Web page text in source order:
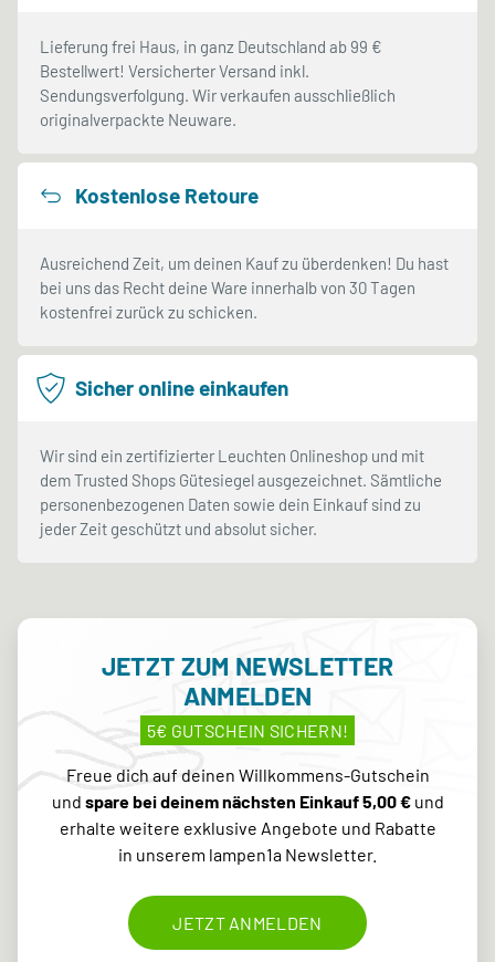
Lieferung frei Haus, in ganz Deutschland ab 99 €
Bestellwert! Versicherter Versand inkl.
Sendungsverfolgung. Wir verkaufen ausschließlich
originalverpackte Neuware.
Kostenlose Retoure
Ausreichend Zeit, um deinen Kauf zu überdenken! Du hast
bei uns das Recht deine Ware innerhalb von 30 Tagen
kostenfrei zurück zu schicken.
Sicher online einkaufen
Wir sind ein zertifizierter Leuchten Onlineshop und mit
dem Trusted Shops Gütesiegel ausgezeichnet. Sämtliche
personenbezogenen Daten sowie dein Einkauf sind zu
jeder Zeit geschützt und absolut sicher.
JETZT ZUM NEWSLETTER
ANMELDEN
5€ GUTSCHEIN SICHERN!
Freue dich auf deinen Willkommens-Gutschein
und spare bei deinem nächsten Einkauf 5,00 €und
erhalte weitere exklusive Angebote und Rabatte
in unserem lampen1a Newsletter.
JETZT ANMELDEN